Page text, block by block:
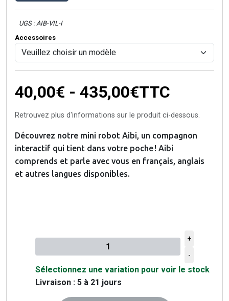
UGS : AIB-VIL-I
Accessoires
40,00€ - 435,00€TTC
Retrouvez plus d'informations sur le produit ci-dessous.
Découvrez notre mini robot Aibi, un compagnon
interactif qui tient dans votre poche ! Aibi
comprends et parle avec vous en français, anglais
et autres langues disponibles.
Quantité à ajouter au panier
+
-
Sélectionnez une variation pour voir le stock
Livraison : 5 à 21 jours